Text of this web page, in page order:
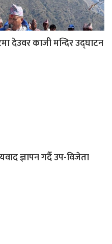
देउवर काजी मन्दिर उद्घाटन
ज्ञापन गर्दै उप-विजेता